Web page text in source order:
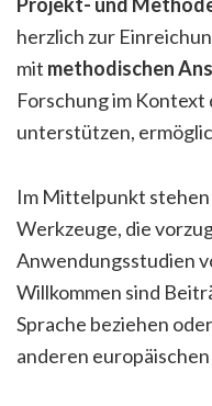
herzlich zur
mit methodischen
Forschung im Kontext
unterstützen,
Im Mittelpunkt
Werkzeuge, die
Anwendungsstudien
Willkommen sind
Sprache beziehen
anderen